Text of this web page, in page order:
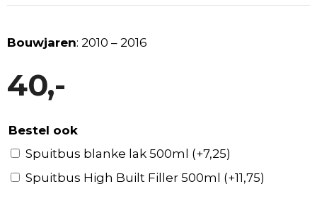
Bouwjaren: 2010 – 2016
40,-
Bestel ook
Spuitbus blanke lak 500ml (+7,25)
Spuitbus High Built Filler 500ml (+11,75)